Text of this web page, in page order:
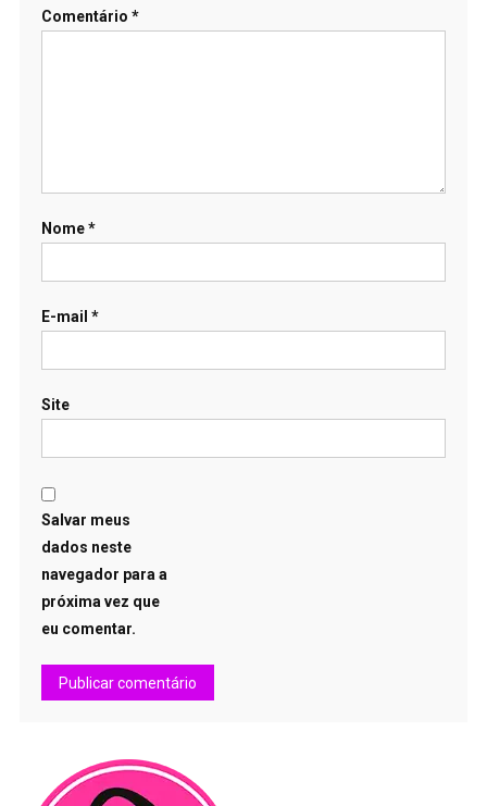
Comentário *
Nome*
E-mail *
Site
Salvar meus
dados neste
navegador para a
próxima vez que
eu comentar.